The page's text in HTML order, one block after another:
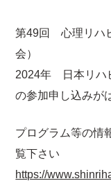
第49回 心理リハ
会）
2024年 日本リハ
の参加申し込みが
プログラム等の情
覧下さい
https://